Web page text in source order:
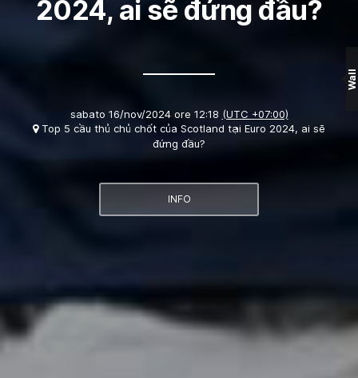
2024, ai sẽ đứng đầu?
sabato 16/nov/2024 ore 12:18 (UTC +07:00)
Top 5 cầu thủ chủ chốt của Scotland tại Euro 2024, ai sẽ
đứng đầu?
INFO
Wall